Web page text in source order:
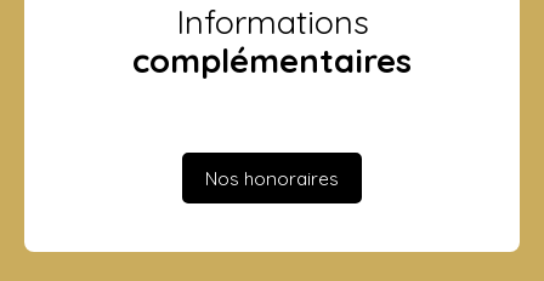
Informations
complémentaires
Nos honoraires